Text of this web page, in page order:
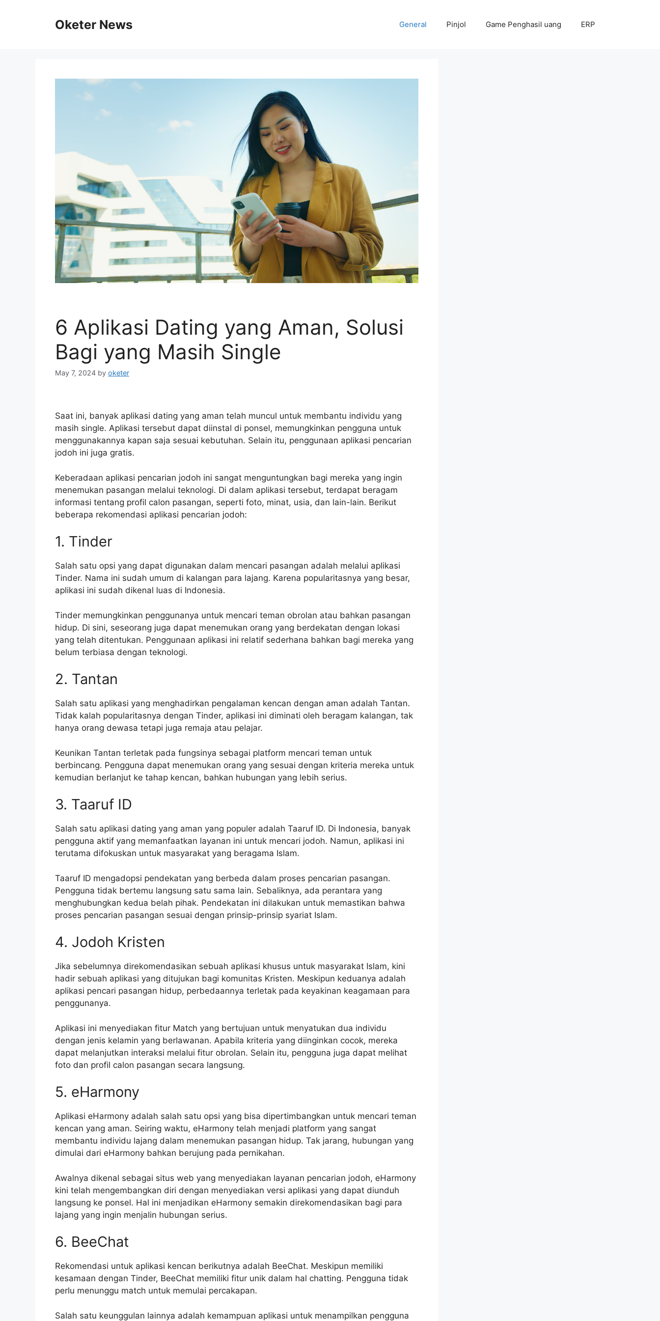
Oketer News General Pinjol Game Penghasil uang ERP
6 Aplikasi Dating yang Aman, Solusi
Bagi yang Masih Single
May 7, 2024 by oketer
Saat ini, banyak aplikasi dating yang aman telah muncul untuk membantu individu yang
masih single. Aplikasi tersebut dapat diinstal di ponsel, memungkinkan pengguna untuk
menggunakannya kapan saja sesuai kebutuhan. Selain itu, penggunaan aplikasi pencarian
jodoh ini juga gratis.
Keberadaan aplikasi pencarian jodoh ini sangat menguntungkan bagi mereka yang ingin
menemukan pasangan melalui teknologi. Di dalam aplikasi tersebut, terdapat beragam
informasi tentang profil calon pasangan, seperti foto, minat, usia, dan lain-lain. Berikut
beberapa rekomendasi aplikasi pencarian jodoh:
1. Tinder
Salah satu opsi yang dapat digunakan dalam mencari pasangan adalah melalui aplikasi
Tinder. Nama ini sudah umum di kalangan para lajang. Karena popularitasnya yang besar,
aplikasi ini sudah dikenal luas di Indonesia.
Tinder memungkinkan penggunanya untuk mencari teman obrolan atau bahkan pasangan
hidup. Di sini, seseorang juga dapat menemukan orang yang berdekatan dengan lokasi
yang telah ditentukan. Penggunaan aplikasi ini relatif sederhana bahkan bagi mereka yang
belum terbiasa dengan teknologi.
2. Tantan
Salah satu aplikasi yang menghadirkan pengalaman kencan dengan aman adalah Tantan.
Tidak kalah popularitasnya dengan Tinder, aplikasi ini diminati oleh beragam kalangan, tak
hanya orang dewasa tetapi juga remaja atau pelajar.
Keunikan Tantan terletak pada fungsinya sebagai platform mencari teman untuk
berbincang. Pengguna dapat menemukan orang yang sesuai dengan kriteria mereka untuk
kemudian berlanjut ke tahap kencan, bahkan hubungan yang lebih serius.
3. Taaruf ID
Salah satu aplikasi dating yang aman yang populer adalah Taaruf ID. Di Indonesia, banyak
pengguna aktif yang memanfaatkan layanan ini untuk mencari jodoh. Namun, aplikasi ini
terutama difokuskan untuk masyarakat yang beragama Islam.
Taaruf ID mengadopsi pendekatan yang berbeda dalam proses pencarian pasangan.
Pengguna tidak bertemu langsung satu sama lain. Sebaliknya, ada perantara yang
menghubungkan kedua belah pihak. Pendekatan ini dilakukan untuk memastikan bahwa
proses pencarian pasangan sesuai dengan prinsip-prinsip syariat Islam.
4. Jodoh Kristen
Jika sebelumnya direkomendasikan sebuah aplikasi khusus untuk masyarakat Islam, kini
hadir sebuah aplikasi yang ditujukan bagi komunitas Kristen. Meskipun keduanya adalah
aplikasi pencari pasangan hidup, perbedaannya terletak pada keyakinan keagamaan para
penggunanya.
Aplikasi ini menyediakan fitur Match yang bertujuan untuk menyatukan dua individu
dengan jenis kelamin yang berlawanan. Apabila kriteria yang diinginkan cocok, mereka
dapat melanjutkan interaksi melalui fitur obrolan. Selain itu, pengguna juga dapat melihat
foto dan profil calon pasangan secara langsung.
5. eHarmony
Aplikasi eHarmony adalah salah satu opsi yang bisa dipertimbangkan untuk mencari teman
kencan yang aman. Seiring waktu, eHarmony telah menjadi platform yang sangat
membantu individu lajang dalam menemukan pasangan hidup. Tak jarang, hubungan yang
dimulai dari eHarmony bahkan berujung pada pernikahan.
Awalnya dikenal sebagai situs web yang menyediakan layanan pencarian jodoh, eHarmony
kini telah mengembangkan diri dengan menyediakan versi aplikasi yang dapat diunduh
langsung ke ponsel. Hal ini menjadikan eHarmony semakin direkomendasikan bagi para
lajang yang ingin menjalin hubungan serius.
6. BeeChat
Rekomendasi untuk aplikasi kencan berikutnya adalah BeeChat. Meskipun memiliki
kesamaan dengan Tinder, BeeChat memiliki fitur unik dalam hal chatting. Pengguna tidak
perlu menunggu match untuk memulai percakapan.
Salah satu keunggulan lainnya adalah kemampuan aplikasi untuk menampilkan pengguna